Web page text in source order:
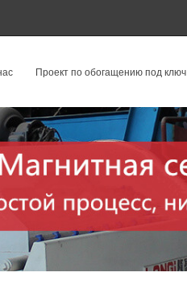
Проект по обогащению под ключ